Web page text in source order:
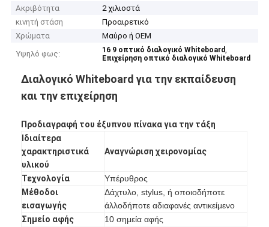
Ακριβότητα
2 χιλιοστά
κινητή στάση
Προαιρετικό
Χρώματα
Μαύρο ή OEM
Υψηλό φως:
16 9 οπτικό διαλογικό Whiteboard,
Επιχείρηση οπτικό διαλογικό Whiteboard
Διαλογικό Whiteboard για την εκπαίδευση
και την επιχείρηση
Προδιαγραφή του έξυπνου πίνακα για την τάξη
Ιδιαίτερα
χαρακτηριστικά
υλικού
Αναγνώριση χειρονομίας
Τεχνολογία
Υπέρυθρος
Μέθοδοι
εισαγωγής
Δάχτυλο, stylus, ή οποιοδήποτε
άλλοδήποτε αδιαφανές αντικείμενο
Σημείο αφής
10 σημεία αφής